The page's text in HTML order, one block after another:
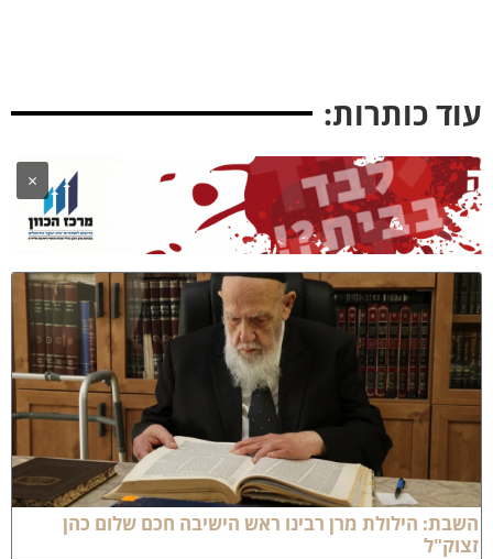
כותרות:
×
הילולת מרן רבינו ראש הישיבה חכם שלום כהן